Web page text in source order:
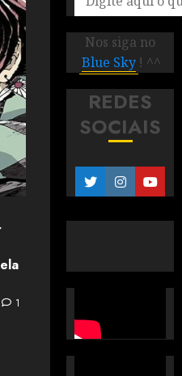
1
Nos siga no
Blue Sky ! ^^
REDES
SOCIAIS